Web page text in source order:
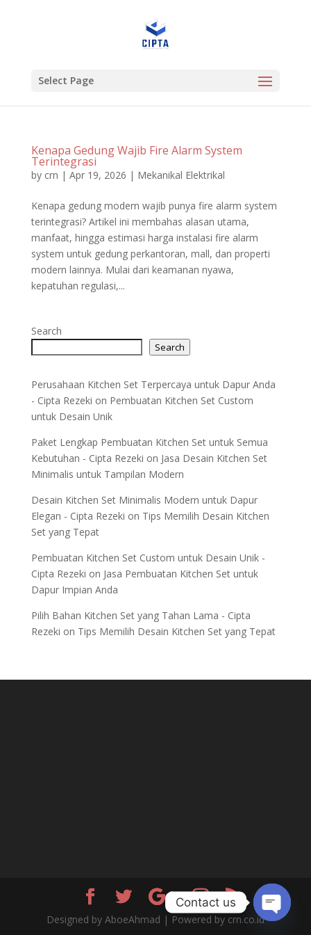
Select Page
Kenapa Gedung Wajib Fire Alarm System
Terintegrasi
by crn | Apr 19, 2026 | Mekanikal Elektrikal
Kenapa gedung modern wajib punya fire alarm system
terintegrasi? Artikel ini membahas alasan utama,
manfaat, hingga estimasi harga instalasi fire alarm
system untuk gedung perkantoran, mall, dan properti
modern lainnya. Mulai dari keamanan nyawa,
kepatuhan regulasi,...
Search
Search
Perusahaan Kitchen Set Terpercaya untuk Dapur Anda
- Cipta Rezeki on Pembuatan Kitchen Set Custom
untuk Desain Unik
Paket Lengkap Pembuatan Kitchen Set untuk Semua
Kebutuhan - Cipta Rezeki on Jasa Desain Kitchen Set
Minimalis untuk Tampilan Modern
Desain Kitchen Set Minimalis Modern untuk Dapur
Elegan - Cipta Rezeki on Tips Memilih Desain Kitchen
Set yang Tepat
Pembuatan Kitchen Set Custom untuk Desain Unik -
Cipta Rezeki on Jasa Pembuatan Kitchen Set untuk
Dapur Impian Anda
Pilih Bahan Kitchen Set yang Tahan Lama - Cipta
Rezeki on Tips Memilih Desain Kitchen Set yang Tepat
Designed by AboeAhmad | Powered by crn.co.id
Contact us